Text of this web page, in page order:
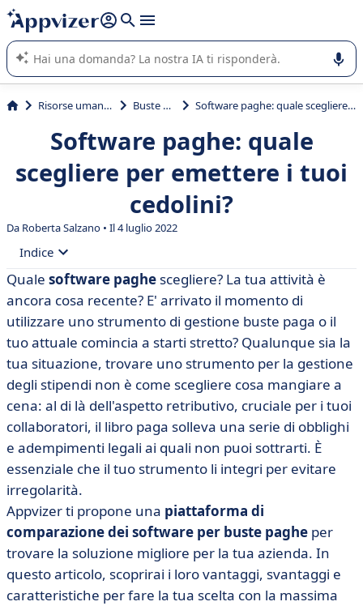
righe con
shift + enter
L'IA di Appvizer vi guida nell'utilizzo o nella scelta di un
software SaaS per la vostra azienda.
Risorse umane (HR) Buste paga Software paghe: quale scegliere per emettere i tuoi cedolini?
Software paghe: quale
scegliere per emettere i tuoi
cedolini?
Da Roberta Salzano • Il 4 luglio 2022
Indice
• La busta paga: definizione e dematerializzazione
• I vantaggi del software per il libro paga online (SaaS)
• Limiti dei software paghe gratuiti
• Quale software per le mie buste paga?
• Scegli il software migliore per i tuoi bollettini paga
Quale software paghe scegliere? La tua attività è
ancora cosa recente? E' arrivato il momento di
utilizzare uno strumento di gestione buste paga o il
tuo attuale comincia a starti stretto? Qualunque sia la
tua situazione, trovare uno strumento per la gestione
degli stipendi non è come scegliere cosa mangiare a
cena: al di là dell'aspetto retributivo, cruciale per i tuoi
collaboratori, il libro paga solleva una serie di obblighi
e adempimenti legali ai quali non puoi sottrarti. È
essenziale che il tuo strumento li integri per evitare
irregolarità.
Appvizer ti propone una piattaforma di
comparazione dei software per buste paghe per
trovare la soluzione migliore per la tua azienda. In
questo articolo, scoprirai i loro vantaggi, svantaggi e
caratteristiche per fare la tua scelta con la massima